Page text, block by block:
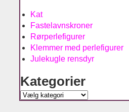
Kat
Fastelavnskroner
Rørperlefigurer
Klemmer med perlefigurer
Julekugle rensdyr
Kategorier
Kategorier